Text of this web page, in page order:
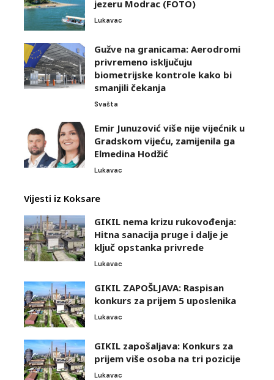
jezeru Modrac (FOTO)
Lukavac
Gužve na granicama: Aerodromi
privremeno isključuju
biometrijske kontrole kako bi
smanjili čekanja
Svašta
Emir Junuzović više nije vijećnik u
Gradskom vijeću, zamijenila ga
Elmedina Hodžić
Lukavac
Vijesti iz Koksare
GIKIL nema krizu rukovođenja:
Hitna sanacija pruge i dalje je
ključ opstanka privrede
Lukavac
GIKIL ZAPOŠLJAVA: Raspisan
konkurs za prijem 5 uposlenika
Lukavac
GIKIL zapošaljava: Konkurs za
prijem više osoba na tri pozicije
Lukavac